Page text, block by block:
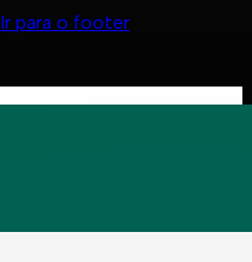
Ir para o footer